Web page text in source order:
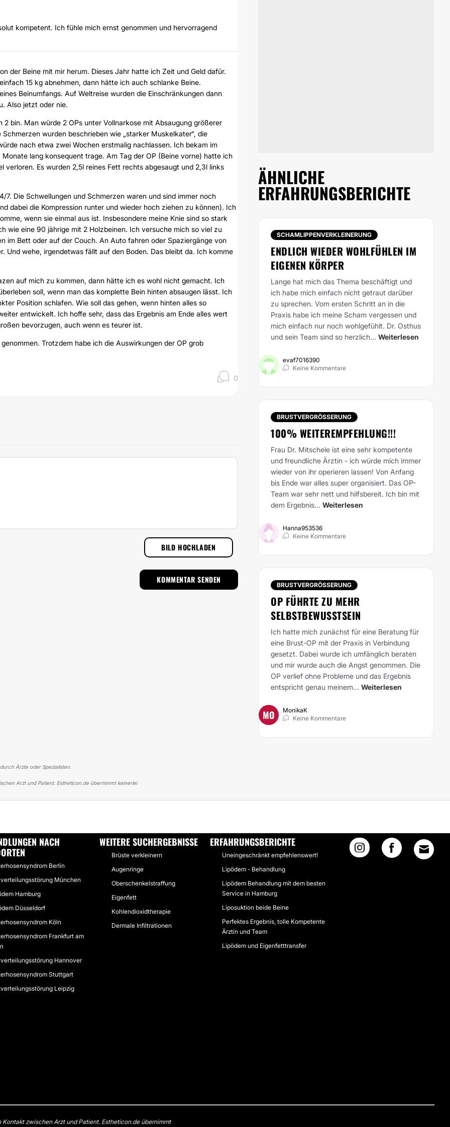
kompetent. Ich fühle mich ernst genommen und hervorragend
der Beine mit mir herum. Dieses Jahr hatte ich Zeit und Geld dafür.
15 kg abnehmen, dann hätte ich auch schlanke Beine.
Beinumfangs. Auf Weltreise wurden die Einschränkungen dann
Also jetzt oder nie.
bin. Man würde 2 OPs unter Vollnarkose mit Absaugung größerer
wurden beschrieben wie „starker Muskelkater“, die
nach etwa zwei Wochen erstmalig nachlassen. Ich bekam im
lang konsequent trage. Am Tag der OP (Beine vorne) hatte ich
verloren. Es wurden 2,5l reines Fett rechts abgesaugt und 2,3l links
Die Schwellungen und Schmerzen waren und sind immer noch
dabei die Kompression runter und wieder hoch ziehen zu können). Ich
wenn sie einmal aus ist. Insbesondere meine Knie sind so stark
wie eine 90 jährige mit 2 Holzbeinen. Ich versuche mich so viel zu
im Bett oder auf der Couch. An Auto fahren oder Spaziergänge von
Und wehe, irgendetwas fällt auf den Boden. Das bleibt da. Ich komme
auf mich zu kommen, dann hätte ich es wohl nicht gemacht. Ich
soll, wenn man das komplette Bein hinten absaugen lässt. Ich
Position schlafen. Wie soll das gehen, wenn hinten alles so
entwickelt. Ich hoffe sehr, dass das Ergebnis am Ende alles wert
bevorzugen, auch wenn es teurer ist.
Trotzdem habe ich die Auswirkungen der OP grob
0
BILD HOCHLADEN
ÄHNLICHE
ERFAHRUNGSBERICHTE
SCHAMLIPPENVERKLEINERUNG
ENDLICH WIEDER WOHLFÜHLEN IM
EIGENEN KÖRPER
Lange hat mich das Thema beschäftigt und
ich habe mich einfach nicht getraut darüber
zu sprechen. Vom ersten Schritt an in die
Praxis habe ich meine Scham vergessen und
mich einfach nur noch wohlgefühlt. Dr. Osthus
und sein Team sind so herzlich... Weiterlesen
evaf7016390
Keine Kommentare
BRUSTVERGRÖSSERUNG
100% WEITEREMPFEHLUNG!!!
Frau Dr. Mitschele ist eine sehr kompetente
und freundliche Ärztin - ich würde mich immer
wieder von ihr operieren lassen! Von Anfang
bis Ende war alles super organisiert. Das OP-
Team war sehr nett und hilfsbereit. Ich bin mit
dem Ergebnis... Weiterlesen
Hanna953536
Keine Kommentare
BRUSTVERGRÖSSERUNG
OP FÜHRTE ZU MEHR
SELBSTBEWUSSTSEIN
Ich hatte mich zunächst für eine Beratung für
eine Brust-OP mit der Praxis in Verbindung
gesetzt. Dabei wurde ich umfänglich beraten
und mir wurde auch die Angst genommen. Die
OP verlief ohne Probleme und das Ergebnis
entspricht genau meinem... Weiterlesen
MO
MonikaK
Keine Kommentare
Ärzte oder Spezialisten.
Arzt und Patient. Estheticon.de übernimmt keinerlei
LIPÖDEM
NACH
Berlin
München
Hamburg
Düsseldorf
Köln
Frankfurt am
Hannover
Stuttgart
Leipzig
WEITERE SUCHERGEBNISSE
Brüste verkleinern
Augenringe
Oberschenkelstraffung
Eigenfett
Kohlendioxidtherapie
Dermale Infiltrationen
ERFAHRUNGSBERICHTE
Uneingeschränkt empfehlenswert!
Lipödem - Behandlung
Lipödem Behandlung mit dem besten
Service in Hamburg
Liposuktion beide Beine
Perfektes Ergebnis, tolle Kompetente
Ärztin und Team
Lipödem und Eigenfetttransfer
zwischen Arzt und Patient. Estheticon.de übernimmt